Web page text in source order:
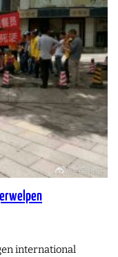
international